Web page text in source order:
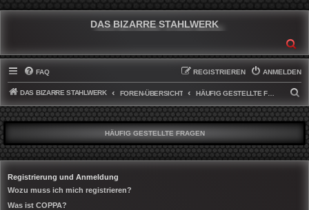
DAS BIZARRE STAHLWERK
FAQ ANMELDEN
REGISTRIEREN
DAS BIZARRE STAHLWERK FOREN-ÜBERSICHT HÄUFIG GESTELLTE FRAGEN
U
C
H
E
HÄUFIG GESTELLTE FRAGEN
Registrierung und Anmeldung
Wozu muss ich mich registrieren?
Was ist COPPA?